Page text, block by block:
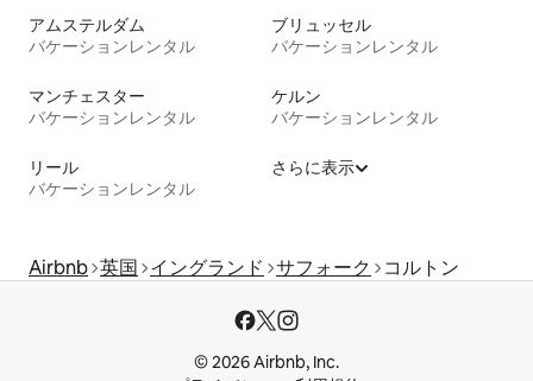
アムステルダム
バケーションレンタル
ブリュッセル
バケーションレンタル
マンチェスター
バケーションレンタル
ケルン
バケーションレンタル
リール
バケーションレンタル
さらに表示
Airbnb 英国 イングランド サフォーク コルトン
© 2026 Airbnb, Inc.